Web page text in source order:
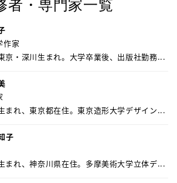
者・専門家一覧
作家
京・深川生まれ。大学卒業後、出版社勤務...
まれ、東京都在住。東京造形大学デザイン...
子
まれ、神奈川県在住。多摩美術大学立体デ...